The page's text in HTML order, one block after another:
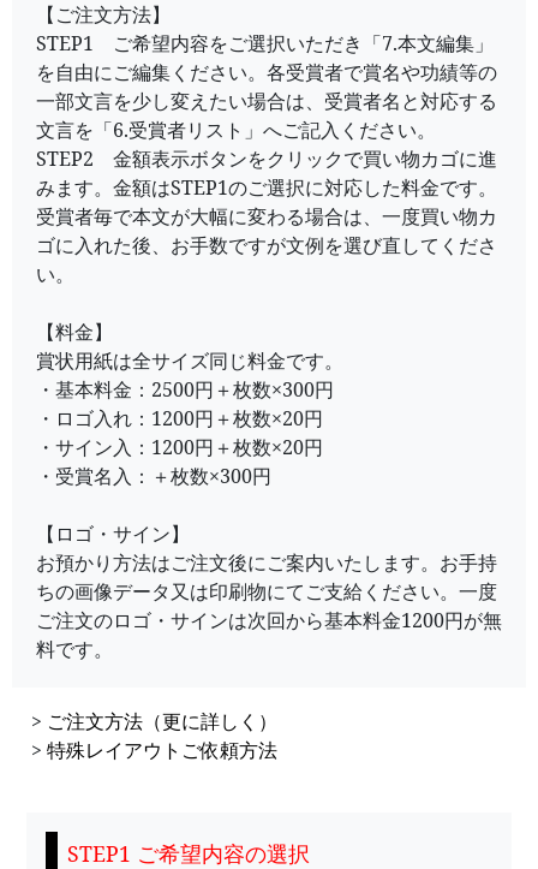
【ご注文方法】
STEP1 ご希望内容をご選択いただき「7.本文編集」
を自由にご編集ください。各受賞者で賞名や功績等の
一部文言を少し変えたい場合は、受賞者名と対応する
文言を「6.受賞者リスト」へご記入ください。
STEP2 金額表示ボタンをクリックで買い物カゴに進
みます。金額はSTEP1のご選択に対応した料金です。
受賞者毎で本文が大幅に変わる場合は、一度買い物カ
ゴに入れた後、お手数ですが文例を選び直してくださ
い。
【料金】
賞状用紙は全サイズ同じ料金です。
・基本料金：2500円＋枚数×300円
・ロゴ入れ：1200円＋枚数×20円
・サイン入：1200円＋枚数×20円
・受賞名入：＋枚数×300円
【ロゴ・サイン】
お預かり方法はご注文後にご案内いたします。お手持
ちの画像データ又は印刷物にてご支給ください。一度
ご注文のロゴ・サインは次回から基本料金1200円が無
料です。
> ご注文方法（更に詳しく）
> 特殊レイアウトご依頼方法
STEP1 ご希望内容の選択